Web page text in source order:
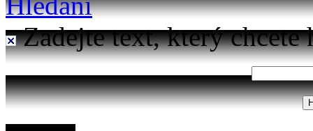
Zadejte text, který chcete